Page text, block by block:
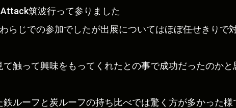
筑波行って参りました
らじでの参加でしたが出展についてはほぼ任せきりで
触って興味をもってくれたとの事で成功だったのかと
ルーフと炭ルーフの持ち比べでは驚く方が多かった様